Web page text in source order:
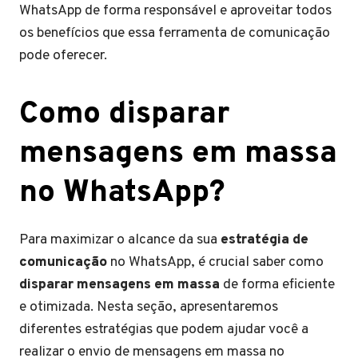
WhatsApp de forma responsável e aproveitar todos
os benefícios que essa ferramenta de comunicação
pode oferecer.
Como disparar
mensagens em massa
no WhatsApp?
Para maximizar o alcance da sua estratégia de
comunicação no WhatsApp, é crucial saber como
disparar mensagens em massa de forma eficiente
e otimizada. Nesta seção, apresentaremos
diferentes estratégias que podem ajudar você a
realizar o envio de mensagens em massa no